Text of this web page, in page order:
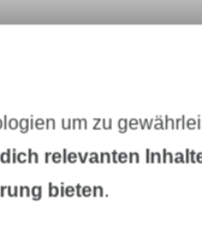
um zu
relevanten
bieten.